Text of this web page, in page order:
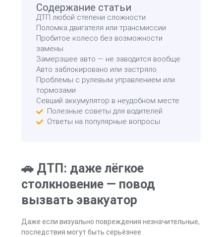
Содержание статьи
ДТП любой степени сложности
Поломка двигателя или трансмиссии
Пробитое колесо без возможности
замены
Замерзшее авто — не заводится вообще
Авто заблокировано или застряло
Проблемы с рулевым управлением или
тормозами
Севший аккумулятор в неудобном месте
Полезные советы для водителей
Ответы на популярные вопросы
🚗 ДТП: даже лёгкое
столкновение — повод
вызвать эвакуатор
Даже если визуально повреждения незначительные,
последствия могут быть серьёзнее.